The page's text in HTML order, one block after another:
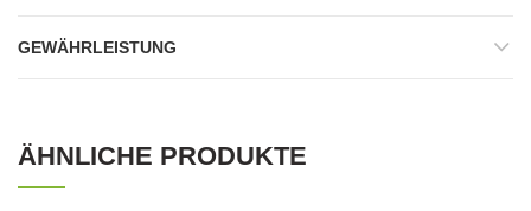
GEWÄHRLEISTUNG
ÄHNLICHE PRODUKTE